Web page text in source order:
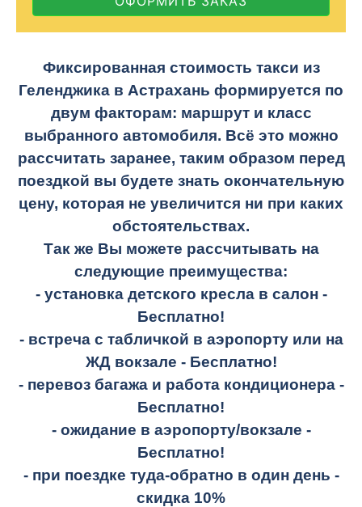
Фиксированная стоимость такси из
Геленджика в Астрахань формируется по
двум факторам: маршрут и класс
выбранного автомобиля. Всё это можно
рассчитать заранее, таким образом перед
поездкой вы будете знать окончательную
цену, которая не увеличится ни при каких
обстоятельствах.
Так же Вы можете рассчитывать на
следующие преимущества:
- установка детского кресла в салон -
Бесплатно!
- встреча с табличкой в аэропорту или на
ЖД вокзале - Бесплатно!
- перевоз багажа и работа кондиционера -
Бесплатно!
- ожидание в аэропорту/вокзале -
Бесплатно!
- при поездке туда-обратно в один день -
скидка 10%